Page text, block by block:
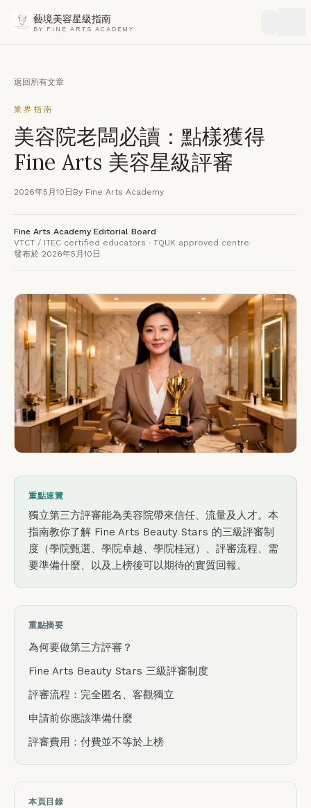
藝境美容星級指南
BY FINE ARTS ACADEMY
返回所有文章
業界指南
美容院老闆必讀：點樣獲得
Fine Arts 美容星級評審
2026年5月10日 By Fine Arts Academy
Fine Arts Academy Editorial Board·
VTCT / ITEC certified educators · TQUK approved centre·
發布於 2026年5月10日
重點速覽
獨立第三方評審能為美容院帶來信任、流量及人才。本
指南教你了解 Fine Arts Beauty Stars 的三級評審制
度（學院甄選、學院卓越、學院桂冠）、評審流程、需
要準備什麼、以及上榜後可以期待的實質回報。
重點摘要
為何要做第三方評審？
Fine Arts Beauty Stars 三級評審制度
評審流程：完全匿名、客觀獨立
申請前你應該準備什麼
評審費用：付費並不等於上榜
本頁目錄